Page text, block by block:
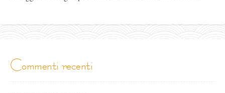
commenti recenti